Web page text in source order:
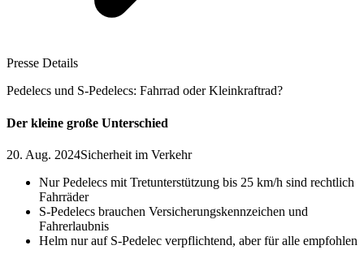
Presse Details
Pedelecs und S-Pedelecs: Fahrrad oder Kleinkraftrad?
Der kleine große Unterschied
20. Aug. 2024Sicherheit im Verkehr
Nur Pedelecs mit Tretunterstützung bis 25 km/h sind rechtlich
Fahrräder
S-Pedelecs brauchen Versicherungskennzeichen und
Fahrerlaubnis
Helm nur auf S-Pedelec verpflichtend, aber für alle empfohlen